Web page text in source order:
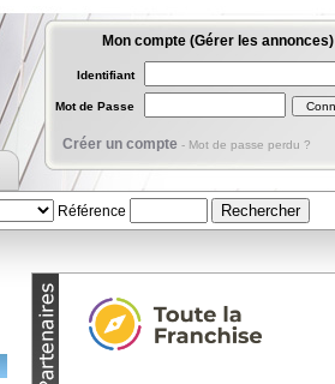
Mon compte (Gérer les annonces)
Identifiant
Mot de Passe
Créer un compte - Mot de passe perdu ?
Référence